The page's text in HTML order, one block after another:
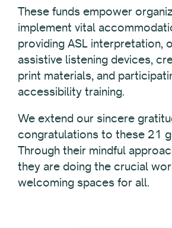
These funds empower
implement vital
providing ASL interpretation,
assistive listening devices,
print materials, and
accessibility training.
We extend our sincere
congratulations to these 21
Through their mindful
they are doing the crucial
welcoming spaces for all.